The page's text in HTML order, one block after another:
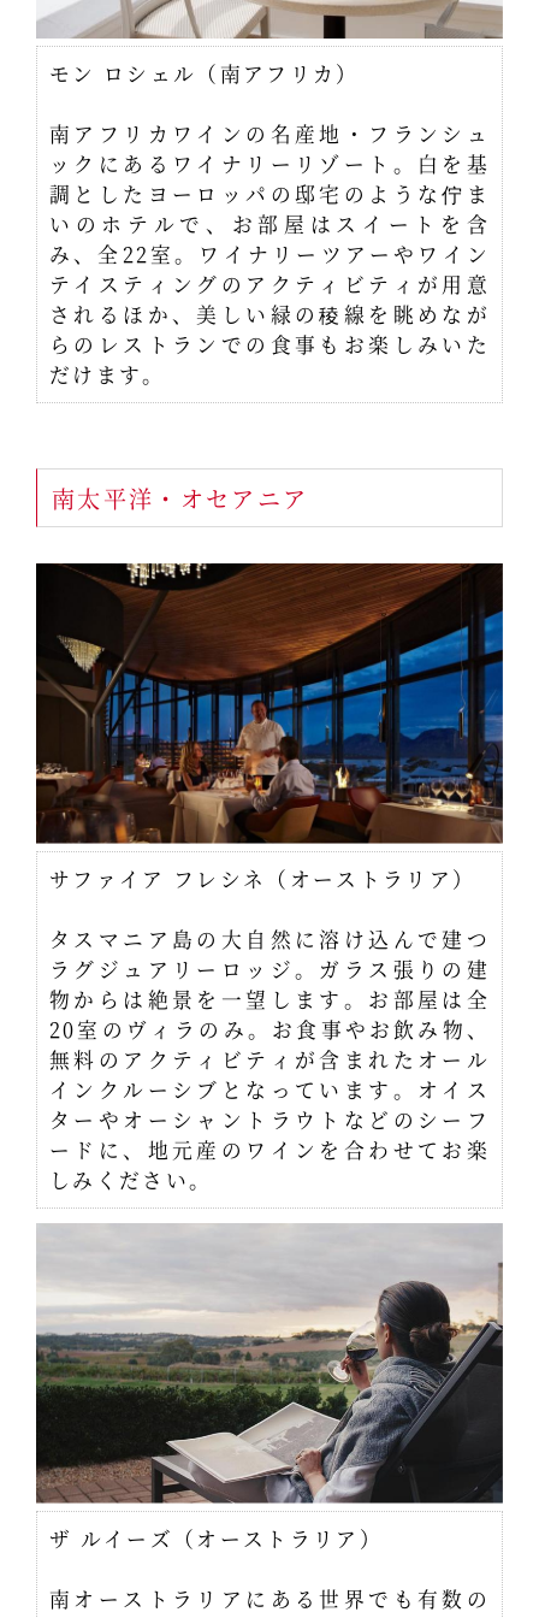
モン ロシェル（南アフリカ）
南アフリカワインの名産地・フランシュ
ックにあるワイナリーリゾート。白を基
調としたヨーロッパの邸宅のような佇ま
いのホテルで、お部屋はスイートを含
み、全22室。ワイナリーツアーやワイン
テイスティングのアクティビティが用意
されるほか、美しい緑の稜線を眺めなが
らのレストランでの食事もお楽しみいた
だけます。
南太平洋・オセアニア
サファイア フレシネ（オーストラリア）
タスマニア島の大自然に溶け込んで建つ
ラグジュアリーロッジ。ガラス張りの建
物からは絶景を一望します。お部屋は全
20室のヴィラのみ。お食事やお飲み物、
無料のアクティビティが含まれたオール
インクルーシブとなっています。オイス
ターやオーシャントラウトなどのシーフ
ードに、地元産のワインを合わせてお楽
しみください。
ザ ルイーズ（オーストラリア）
南オーストラリアにある世界でも有数の